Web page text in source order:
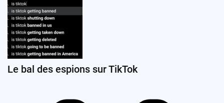
Le bal des espions sur TikTok